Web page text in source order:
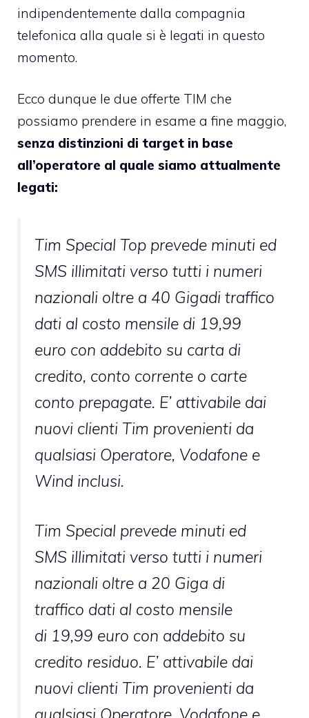
indipendentemente dalla compagnia
telefonica alla quale si è legati in questo
momento.
Ecco dunque le due offerte TIM che
possiamo prendere in esame a fine maggio,
senza distinzioni di target in base
all’operatore al quale siamo attualmente
legati:
Tim Special Top prevede minuti ed
SMS illimitati verso tutti i numeri
nazionali oltre a 40 Gigadi traffico
dati al costo mensile di 19,99
euro con addebito su carta di
credito, conto corrente o carte
conto prepagate. E’ attivabile dai
nuovi clienti Tim provenienti da
qualsiasi Operatore, Vodafone e
Wind inclusi.
Tim Special prevede minuti ed
SMS illimitati verso tutti i numeri
nazionali oltre a 20 Giga di
traffico dati al costo mensile
di 19,99 euro con addebito su
credito residuo. E’ attivabile dai
nuovi clienti Tim provenienti da